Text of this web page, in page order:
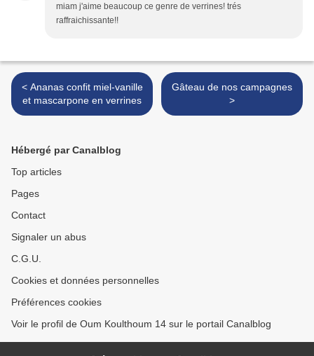
miam j'aime beaucoup ce genre de verrines! trés
raffraichissante!!
< Ananas confit miel-vanille
et mascarpone en verrines
Gâteau de nos campagnes
>
Hébergé par Canalblog
Top articles
Pages
Contact
Signaler un abus
C.G.U.
Cookies et données personnelles
Préférences cookies
Voir le profil de Oum Koulthoum 14 sur le portail Canalblog